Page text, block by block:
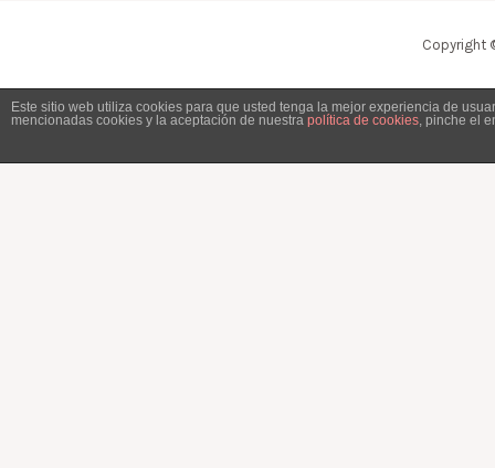
Copyright
Este sitio web utiliza cookies para que usted tenga la mejor experiencia de
mencionadas cookies y la aceptación de nuestra política de cookies, pinche el